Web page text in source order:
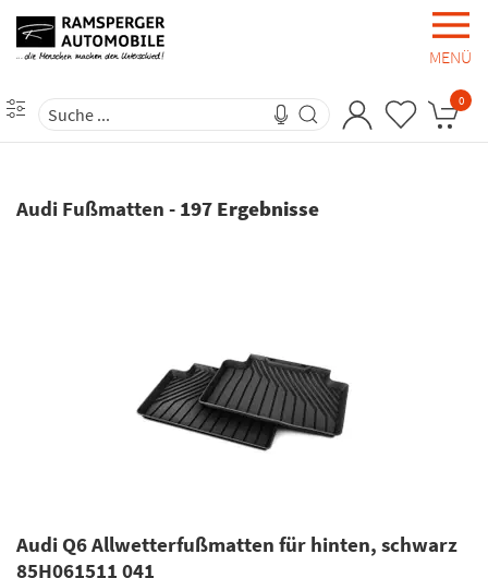
MENÜ
0
Audi Fußmatten - 197 Ergebnisse
Audi Q6 Allwetterfußmatten für hinten, schwarz
85H061511 041